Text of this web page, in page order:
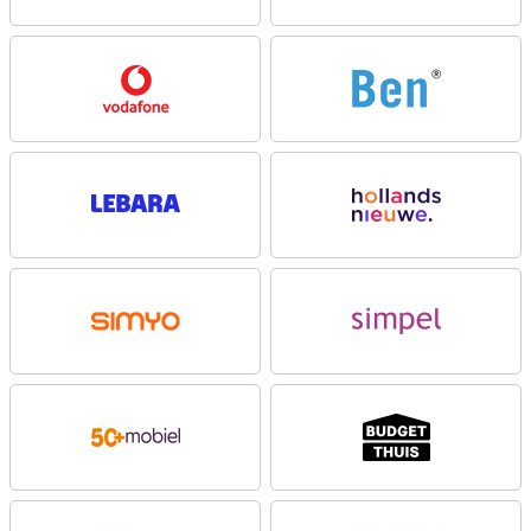
meerdere acties tegelijk uit door middel van een spraakopdracht.
inschakelen van ticket alerts en het toevoegen van het concert
aan je agenda. Dit alles doe je met één actie, in plaats van dat je al
deze acties apart uitvoert. Verder houdt Now Brief je op de hoogte
van allerlei relevante aanbevelingen. Zo houdt hij je na het wakker
worden op de hoogte van je slaapscore en laat hij je zien dat er een
Verder zijn eerder door Samsung geïntroduceerde AI-functies
waarmee je notities samenvat en overzichtelijk organiseert. Verder
gebruik vraag je Chat Assist om berichten op te stellen, waarbij je
berichten uit een vreemde taal behoort tot de mogelijkheden. Deze
en nog tal van andere handige functies staan voor je klaar op de
Als je op zoek bent naar nog meer Galaxy AI-functies, neem dan
. Met die telefoon
ontvang je dankzij Now Nudge altijd relevante informatie op het
juiste moment. Heb je een afspraak? Dan stelt je telefoon alvast